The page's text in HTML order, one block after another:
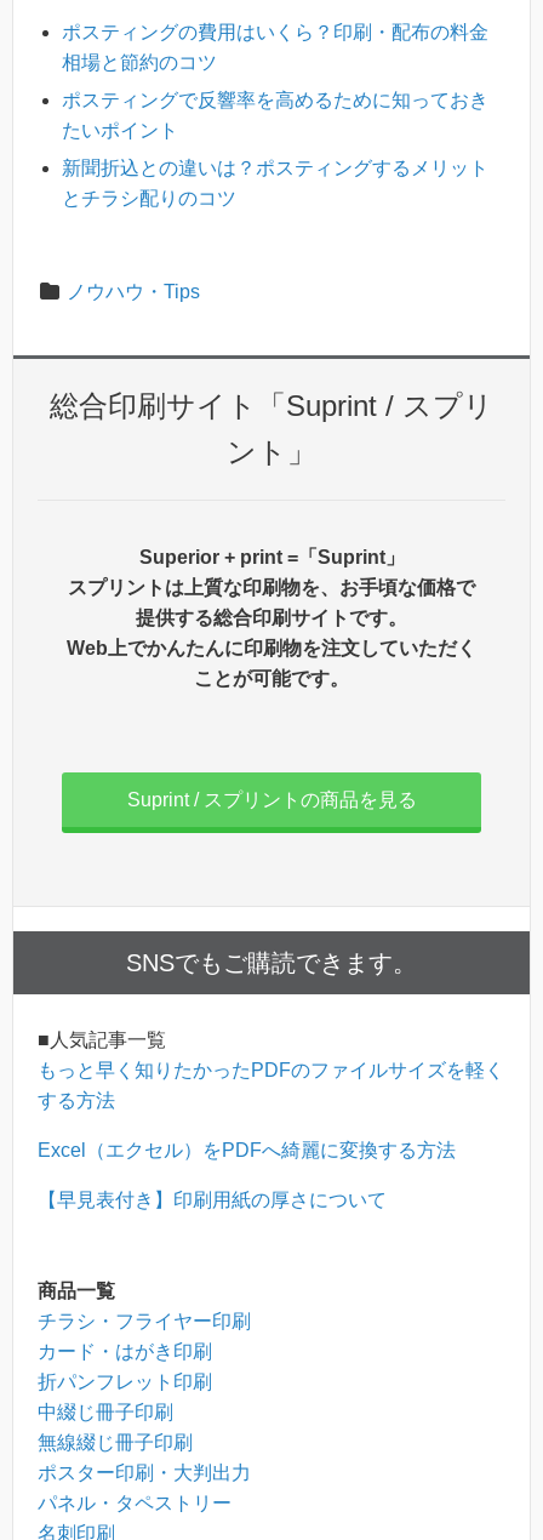
ポスティングの費用はいくら？印刷・配布の料金
相場と節約のコツ
ポスティングで反響率を高めるために知っておき
たいポイント
新聞折込との違いは？ポスティングするメリット
とチラシ配りのコツ
ノウハウ・Tips
総合印刷サイト「Suprint / スプリ
ント」
Superior + print =「Suprint」
スプリントは上質な印刷物を、お手頃な価格で
提供する総合印刷サイトです。
Web上でかんたんに印刷物を注文していただく
ことが可能です。
Suprint / スプリントの商品を見る
SNSでもご購読できます。
■人気記事一覧
もっと早く知りたかったPDFのファイルサイズを軽く
する方法
Excel（エクセル）をPDFへ綺麗に変換する方法
【早見表付き】印刷用紙の厚さについて
商品一覧
チラシ・フライヤー印刷
カード・はがき印刷
折パンフレット印刷
中綴じ冊子印刷
無線綴じ冊子印刷
ポスター印刷・大判出力
パネル・タペストリー
名刺印刷